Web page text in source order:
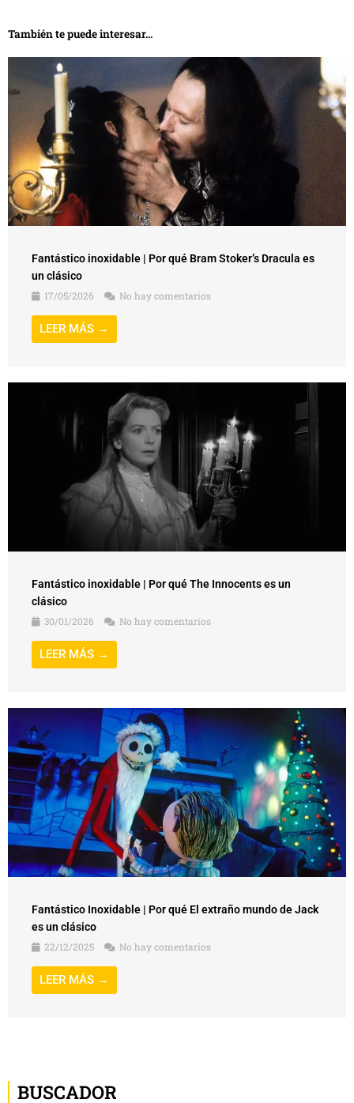
También te puede interesar...
Fantástico inoxidable | Por qué Bram Stoker’s Dracula es
un clásico
17/05/2026
No hay comentarios
LEER MÁS →
Fantástico inoxidable | Por qué The Innocents es un
clásico
30/01/2026
No hay comentarios
LEER MÁS →
Fantástico Inoxidable | Por qué El extraño mundo de Jack
es un clásico
22/12/2025
No hay comentarios
LEER MÁS →
BUSCADOR